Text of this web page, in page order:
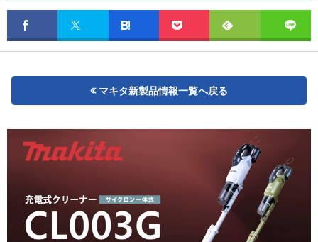
マキタ新製品情報一覧へ戻る